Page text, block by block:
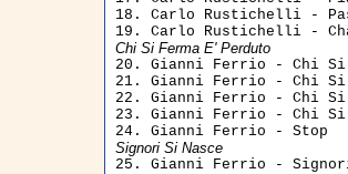
18. Carlo Rustichelli -
Chi Si Ferma E' Perduto
20. Gianni Ferrio - Chi
21. Gianni Ferrio - Chi
22. Gianni Ferrio - Chi
23. Gianni Ferrio - Chi
Signori Si Nasce
25. Gianni Ferrio -